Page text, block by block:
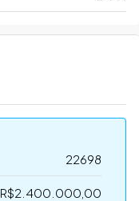
22698
R$2.400.000,00